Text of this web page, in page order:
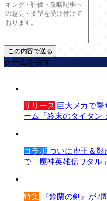
ゲームを探す
リリース 巨大メカで
ーム『終末のタイタン
コラボ ついに虎王＆影
で「魔神英雄伝ワタル
特集 『鈴蘭の剣』が2